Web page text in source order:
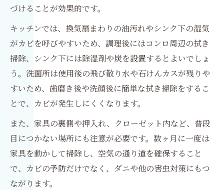
づけることが効果的です。
キッチンでは、換気扇まわりの油汚れやシンク下の湿気
がカビを呼びやすいため、調理後にはコンロ周辺の拭き
掃除、シンク下には除湿剤や炭を設置するとよいでしょ
う。洗面所は使用後の飛び散り水や石けんカスが残りや
すいため、歯磨き後や洗顔後に簡単な拭き掃除をするこ
とで、カビが発生しにくくなります。
また、家具の裏側や押入れ、クローゼット内など、普段
目につかない場所にも注意が必要です。数ヶ月に一度は
家具を動かして掃除し、空気の通り道を確保すること
で、カビの予防だけでなく、ダニや他の害虫対策にもつ
ながります。